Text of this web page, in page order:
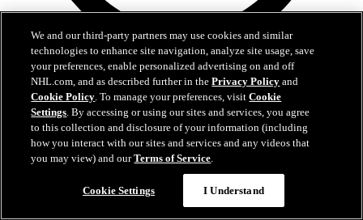
0:43
Hertl met fin à une longue disette
VGK@ANA: Hertl met fin à une longue disette
11 mai 2026
We and our third-party partners may use cookies and similar
technologies to enhance site navigation, analyze site usage, save
your preferences, enable personalized advertising on and off
NHL.com, and as described further in thePrivacy Policy and
Cookie Policy. To manage your preferences, visitCookie
Settings. By accessing or using our sites and services, you agree
to this collection and disclosure of your information (including
how you interact with our sites and services and any videos that
you may view) and ourTerms of Service.
Cookie Settings I Understand